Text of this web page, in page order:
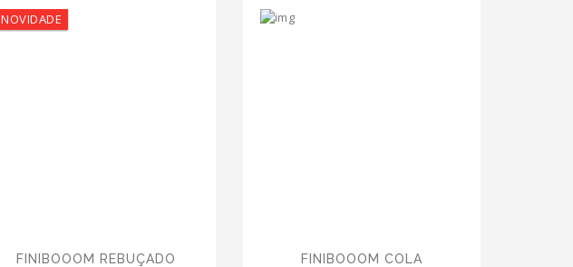
NOVIDADE
FINIBOOOM REBUÇADO
FINIBOOOM COLA